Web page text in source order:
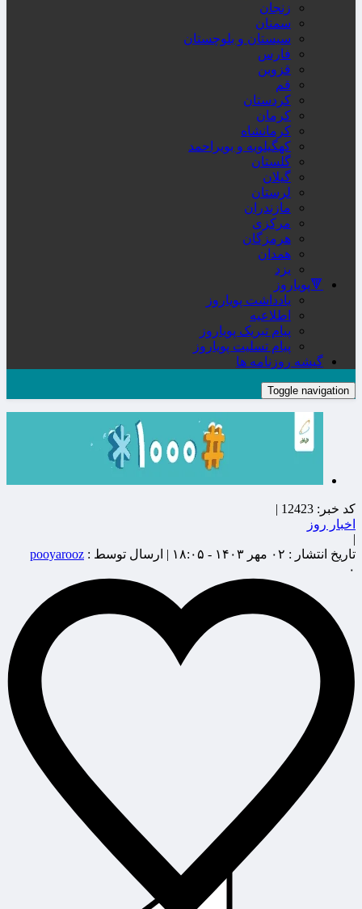
زنجان
سمنان
سیستان و بلوچستان
فارس
قزوین
قم
کردستان
کرمان
کرمانشاه
کهگیلویه و بویراحمد
گلستان
گیلان
لرستان
مازندران
مرکزی
هرمزگان
همدان
یزد
🔻پویاروز
یادداشت پویاروز
اطلاعیه
پیام تبریک پویاروز
پیام تسلیت پویاروز
گیشه روزنامه ها
Toggle navigation
کد خبر: 12423 |
اخبار روز
|
تاریخ انتشار : ۰۲ مهر ۱۴۰۳ - ۱۸:۰۵ | ارسال توسط : pooyarooz
۰